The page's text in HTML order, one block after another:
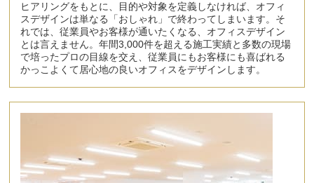
ヒアリングをもとに、目的や対象を定義しなければ、オフィ
スデザインは単なる「おしゃれ」で終わってしまいます。そ
れでは、従業員やお客様が通いたくなる、オフィスデザイン
とは言えません。年間3,000件を超える施工実績と多数の現場
で培ったプロの目線を交え、従業員にもお客様にも喜ばれる
かっこよくて居心地の良いオフィスをデザインします。